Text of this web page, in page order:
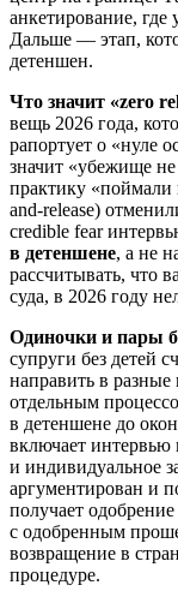
анкетирование,
Дальше — этап,
детеншен.
Что значит «zero
вещь 2026 года,
рапортует о «нуле
значит «убежище
практику «поймали
and-release)
credible fear
в детеншене, а не
рассчитывать, что
суда, в 2026 году
Одиночки и пары
супруги без детей
направить в
отдельным
в детеншене до
включает интервью
и индивидуальное
аргументирован и
получает
с одобренным
возвращение в
процедуре.